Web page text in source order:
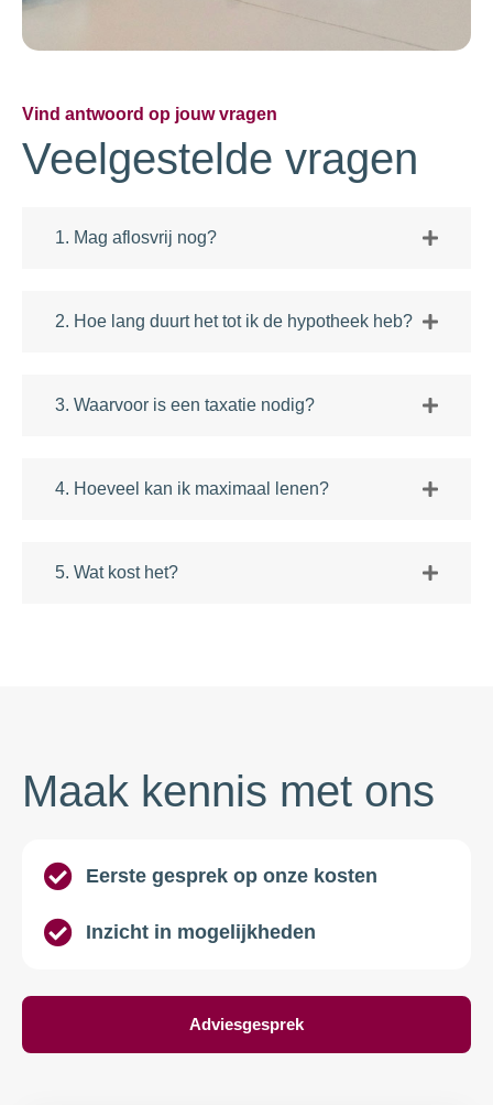
Vind antwoord op jouw vragen
Veelgestelde vragen
1. Mag aflosvrij nog?
2. Hoe lang duurt het tot ik de hypotheek heb?
3. Waarvoor is een taxatie nodig?
4. Hoeveel kan ik maximaal lenen?
5. Wat kost het?
Maak kennis met ons
Eerste gesprek op onze kosten
Inzicht in mogelijkheden
Adviesgesprek